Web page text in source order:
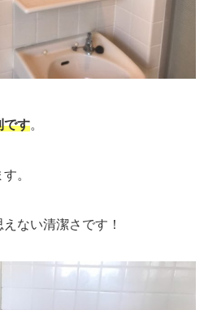
です。
。
ない清潔さです！